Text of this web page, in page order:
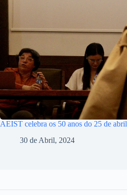
AEIST celebra os 50 anos do 25 de abril
30 de Abril, 2024